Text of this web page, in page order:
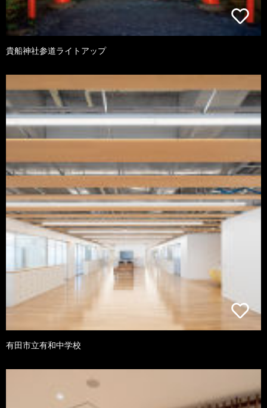
貴船神社参道ライトアップ
有田市立有和中学校